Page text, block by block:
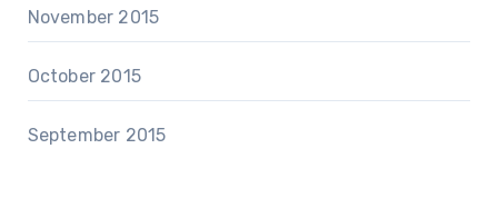
November 2015
October 2015
September 2015